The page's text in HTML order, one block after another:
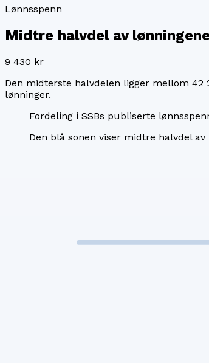
Lønnsspenn
Midtre halvdel av
9 430 kr
Den midterste halvdelen ligger mellom 42
lønninger.
Fordeling i SSBs publiserte
Den blå sonen viser midtre halvdel